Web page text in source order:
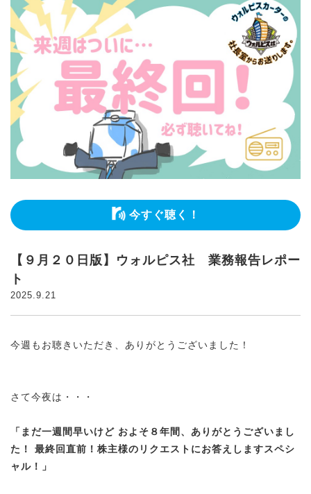
今すぐ聴く！
【９月２０日版】ウォルピス社 業務報告レポー
ト
2025.9.21
今週もお聴きいただき、ありがとうございました！
さて今夜は・・・
「まだ一週間早いけど およそ８年間、ありがとうございまし
た！ 最終回直前！株主様のリクエストにお答えしますスペシ
ャル！」